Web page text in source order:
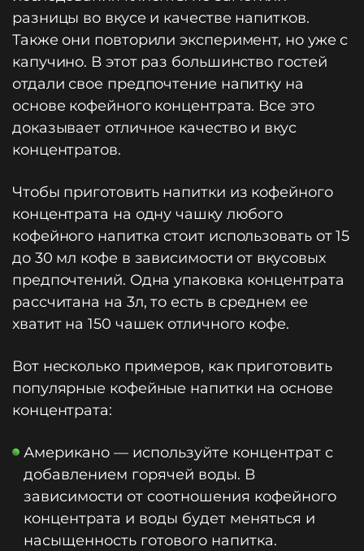
разницы во вкусе и качестве напитков.
Также они повторили эксперимент, но уже с
капучино. В этот раз большинство гостей
отдали свое предпочтение напитку на
основе кофейного концентрата. Все это
доказывает отличное качество и вкус
концентратов.
Чтобы приготовить напитки из кофейного
концентрата на одну чашку любого
кофейного напитка стоит использовать от 15
до 30 мл кофе в зависимости от вкусовых
предпочтений. Одна упаковка концентрата
рассчитана на 3л, то есть в среднем ее
хватит на 150 чашек отличного кофе.
Вот несколько примеров, как приготовить
популярные кофейные напитки на основе
концентрата:
Американо — используйте концентрат с
добавлением горячей воды. В
зависимости от соотношения кофейного
концентрата и воды будет меняться и
насыщенность готового напитка.